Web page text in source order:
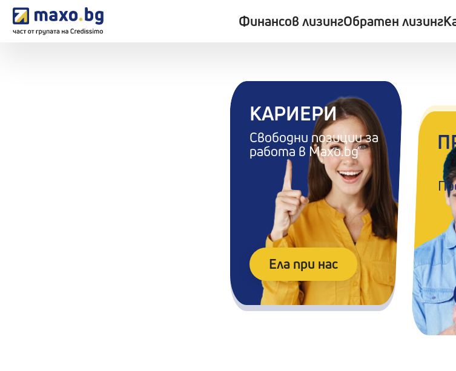
Финансов лизингОбратен лизинг
КАРИЕРИ
Свободни позиции за
работа в Maxo.bg
Ела при нас